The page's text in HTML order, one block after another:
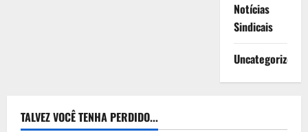
Notícias
Sindicais
Uncategorized
TALVEZ VOCÊ TENHA PERDIDO...